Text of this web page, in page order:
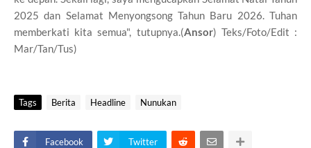
2025 dan Selamat Menyongsong Tahun Baru 2026. Tuhan
memberkati kita semua", tutupnya.(Ansor) Teks/Foto/Edit :
Mar/Tan/Tus)
Tags Berita Headline Nunukan
Facebook Twitter